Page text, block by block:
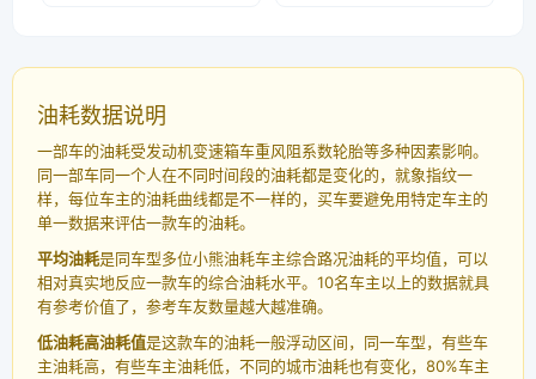
油耗数据说明
一部车的油耗受发动机变速箱车重风阻系数轮胎等多种因素影响。
同一部车同一个人在不同时间段的油耗都是变化的，就象指纹一
样，每位车主的油耗曲线都是不一样的，买车要避免用特定车主的
单一数据来评估一款车的油耗。
平均油耗是同车型多位小熊油耗车主综合路况油耗的平均值，可以
相对真实地反应一款车的综合油耗水平。10名车主以上的数据就具
有参考价值了，参考车友数量越大越准确。
低油耗高油耗值是这款车的油耗一般浮动区间，同一车型，有些车
主油耗高，有些车主油耗低，不同的城市油耗也有变化，80%车主